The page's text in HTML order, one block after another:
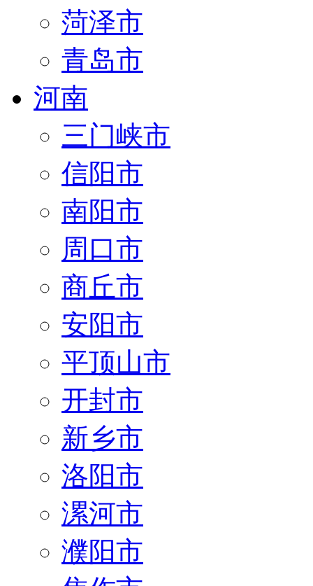
菏泽市
青岛市
河南
三门峡市
信阳市
南阳市
周口市
商丘市
安阳市
平顶山市
开封市
新乡市
洛阳市
漯河市
濮阳市